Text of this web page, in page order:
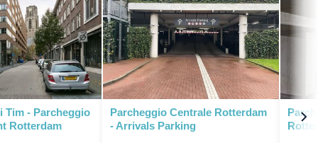
P
Tim - Parcheggio
Rotterdam
Parcheggio Centrale Rotterdam
- Arrivals Parking